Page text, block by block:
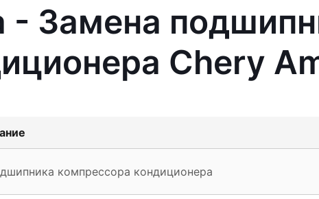
- Замена
Chery
компрессора кондиционера